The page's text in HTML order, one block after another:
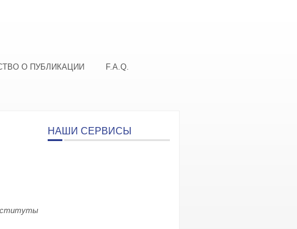
О ПУБЛИКАЦИИ F.A.Q.
НАШИ СЕРВИСЫ